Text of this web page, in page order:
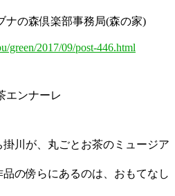
ナの森倶楽部事務局(森の家)
green/2017/09/post-446.html
エンナーレ
川が、丸ごとお茶のミュージア
の傍らにあるのは、おもてなし